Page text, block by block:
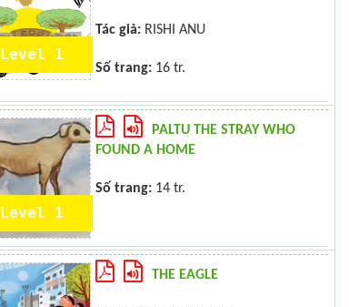
Level 1
Tác giả: RISHI ANU
Số trang: 16 tr.
Level 1
PALTU THE STRAY WHO
FOUND A HOME
Số trang: 14 tr.
THE EAGLE